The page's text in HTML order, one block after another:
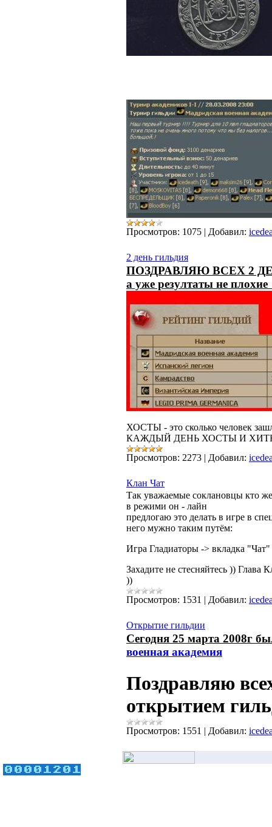
Просмотров: 1075 | Добавил:
2 день гильдия
ПОЗДРАВЛЯЮ ВСЕХ 2
а уже резултаты не
ХОСТЫ - это сколько человек
КАЖДЫЙ ДЕНЬ ХОСТЫ И
Просмотров: 2273 | Добавил:
Клан Чат
Так уважаемые соклановцы кто
в режими он - лайн
предлогаю это делать в игре в
него мужно таким путём:
Игра Гладиаторы -> вкладка
Захадите не стесняйтесь )) Глава
))
Просмотров: 1531 | Добавил:
Открытие гильдии
Сегодня 25 марта 2008г
военная академия
Поздравляю
открытием
Просмотров: 1551 | Добавил: